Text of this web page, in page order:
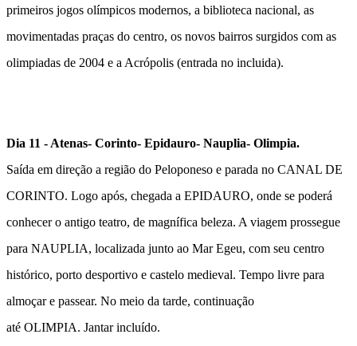
primeiros jogos olímpicos modernos, a biblioteca nacional, as
movimentadas praças do centro, os novos bairros surgidos com as
olimpiadas de 2004 e a Acrópolis (entrada no incluida).
Dia 11 - Atenas- Corinto- Epidauro- Nauplia- Olimpia.
Saída em direção a região do Peloponeso e parada no CANAL DE
CORINTO. Logo após, chegada a EPIDAURO, onde se poderá
conhecer o antigo teatro, de magnífica beleza. A viagem prossegue
para NAUPLIA, localizada junto ao Mar Egeu, com seu centro
histórico, porto desportivo e castelo medieval. Tempo livre para
almoçar e passear. No meio da tarde, continuação
até OLIMPIA. Jantar incluído.